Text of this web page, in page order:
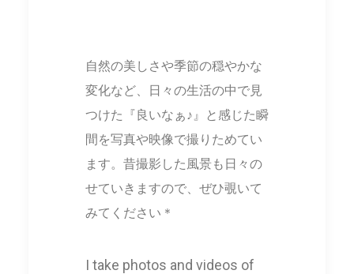
自然の美しさや季節の穏やかな
変化など、日々の生活の中で見
つけた『良いなぁ♪』と感じた瞬
間を写真や映像で撮りためてい
ます。昔撮影した風景も日々の
せていきますので、ぜひ覗いて
みてください＊
I take photos and videos of